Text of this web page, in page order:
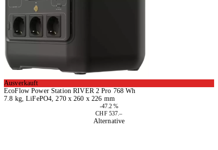
Ausverkauft
EcoFlow Power Station RIVER 2 Pro 768 Wh
7.8 kg, LiFePO4, 270 x 260 x 226 mm
-47.2 %
CHF 537.–
Alternative